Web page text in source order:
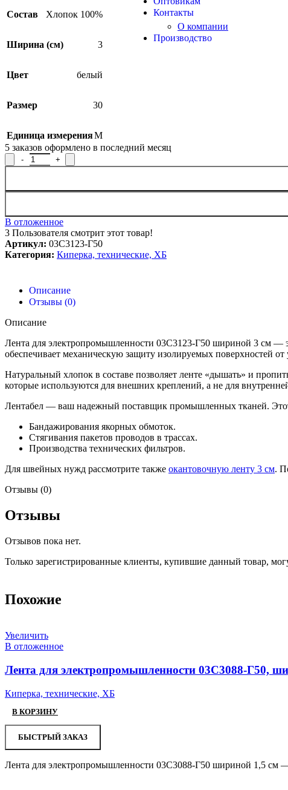
Контакты
О компании
Производство
Состав Хлопок 100%
Ширина (см) 3
Цвет белый
Размер 30
Единица измеренияМ
5 заказов оформлено в последний месяц
Количество товара Лента для электропромышленности 03С3123-
В отложенное
3 Пользователя смотрит этот товар!
Артикул: 03С3123-Г50
Категория: Киперка, технические, ХБ
Описание
Отзывы (0)
Описание
Лента для электропромышленности 03С3123-Г50 шириной 3 см —
обеспечивает механическую защиту изолируемых поверхностей
Натуральный хлопок в составе позволяет ленте «дышать» и
которые используются для внешних креплений, а не для
Лентабел — ваш надежный поставщик промышленных тканей. Этот
Бандажирования якорных обмоток.
Стягивания пакетов проводов в трассах.
Производства технических фильтров.
Для швейных нужд рассмотрите также окантовочную ленту 3 см.
Отзывы (0)
Отзывы
Отзывов пока нет.
Только зарегистрированные клиенты, купившие данный товар,
Похожие
Увеличить
В отложенное
Лента для электропромышленности 03С3088-Г50,
Киперка, технические, ХБ
В КОРЗИНУ
БЫСТРЫЙ ЗАКАЗ
Лента для электропромышленности 03С3088-Г50 шириной 1,5 см —